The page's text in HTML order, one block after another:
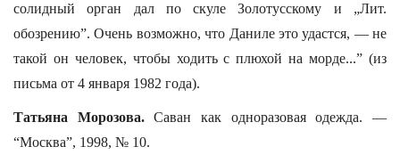
солидный орган дал по скуле Золотусскому и „Лит.
обозрению”. Очень возможно, что Даниле это удастся, — не
такой он человек, чтобы ходить с плюхой на морде...” (из
письма от 4 января 1982 года).
Татьяна Морозова.Саван как одноразовая одежда. —
“Москва”, 1998, № 10.